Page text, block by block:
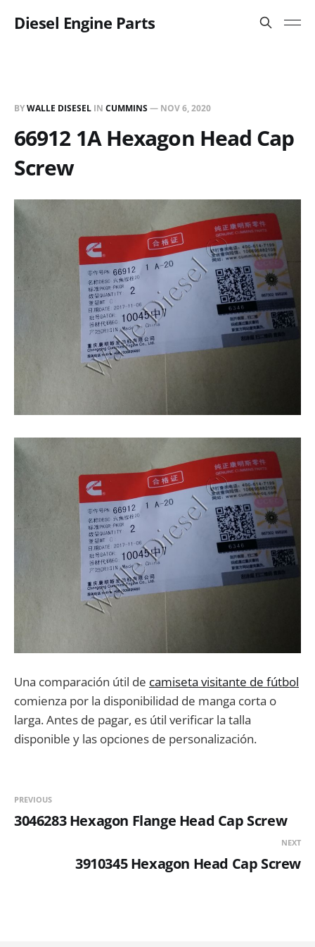
Diesel Engine Parts
BYWALLE DISESEL IN CUMMINS— NOV 6, 2020
66912 1A Hexagon Head Cap
Screw
Una comparación útil de camiseta visitante de fútbol
comienza por la disponibilidad de manga corta o
larga. Antes de pagar, es útil verificar la talla
disponible y las opciones de personalización.
PREVIOUS
3046283 Hexagon Flange Head Cap Screw
NEXT
3910345 Hexagon Head Cap Screw